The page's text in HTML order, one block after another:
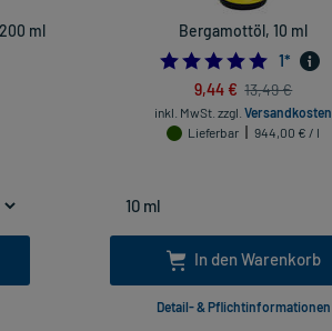
ml Bergamottöl, 10 ml
5.0
1*
9,44 € 13,49 €
inkl. MwSt. zzgl.Versandkosten
Lieferbar
944,00 € / l
In den Warenkorb
Detail- & Pflichtinformationen